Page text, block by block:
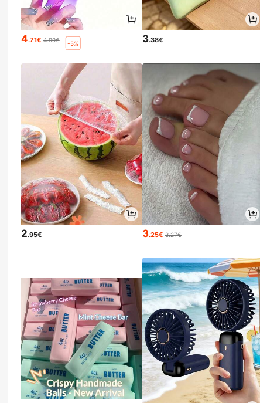
4.71€ 4.99€ -5% 3.38€
2.95€ 3.25€ 3.27€